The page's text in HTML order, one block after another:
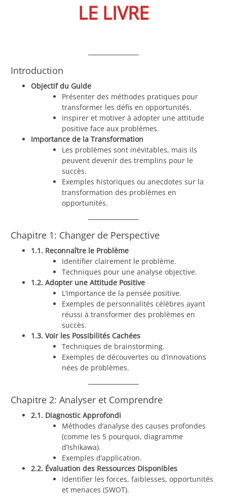
LE LIVRE
Introduction
Objectif du Guide
Présenter des méthodes pratiques pour
transformer les défis en opportunités.
Inspirer et motiver à adopter une attitude
positive face aux problèmes.
Importance de la Transformation
Les problèmes sont inévitables, mais ils
peuvent devenir des tremplins pour le
succès.
Exemples historiques ou anecdotes sur la
transformation des problèmes en
opportunités.
Chapitre 1: Changer de Perspective
1.1. Reconnaître le Problème
Identifier clairement le problème.
Techniques pour une analyse objective.
1.2. Adopter une Attitude Positive
L’importance de la pensée positive.
Exemples de personnalités célèbres ayant
réussi à transformer des problèmes en
succès.
1.3. Voir les Possibilités Cachées
Techniques de brainstorming.
Exemples de découvertes ou d’innovations
nées de problèmes.
Chapitre 2: Analyser et Comprendre
2.1. Diagnostic Approfondi
Méthodes d’analyse des causes profondes
(comme les 5 pourquoi, diagramme
d’Ishikawa).
Exemples d’application.
2.2. Évaluation des Ressources Disponibles
Identifier les forces, faiblesses, opportunités
et menaces (SWOT).